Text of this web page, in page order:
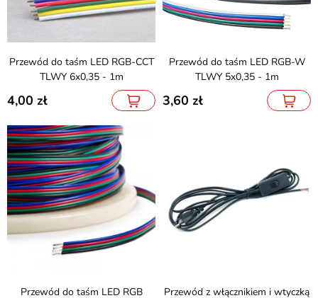
Przewód do taśm LED RGB-CCT
TLWY 6x0,35 - 1m
4,00
Przewód do taśm LED RGB-W
TLWY 5x0,35 - 1m
3,60
Przewód do taśm LED RGB Przewód z włącznikiem i wtyczką